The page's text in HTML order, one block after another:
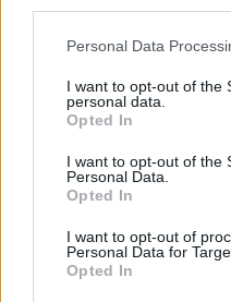
Please note that this
not limited to your visit or
grant or deny consent to
use your data for below
consent section.
Personal Data
I want to opt-out of the
personal data.
Opted In
I want to opt-out of the
Personal Data.
Opted In
I want to opt-out of
Personal Data for
Opted In
punkty (wygrała mecz
bramek Wildze Widełka.
zainkasowała trzy punkty. Za